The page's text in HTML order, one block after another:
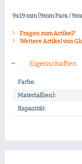
9x19 mm (9mm Para /
Fragen zum Artikel?
Weitere Artikel von
Eigenschaften
Farbe:
Material(ien):
Kapazität: